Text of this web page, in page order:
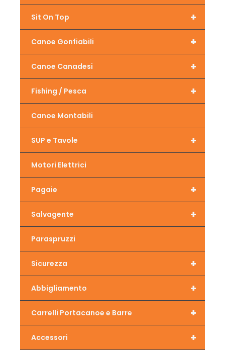
+
Sit On Top
+
Canoe Gonfiabili
+
Canoe Canadesi
+
Fishing / Pesca
Canoe Montabili
+
SUP e Tavole
Motori Elettrici
+
Pagaie
+
Salvagente
Paraspruzzi
+
Sicurezza
+
Abbigliamento
+
Carrelli Portacanoe e Barre
+
Accessori